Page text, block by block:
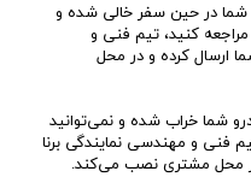
شما در حین سفر خالی شده و
کنید، تیم فنی و
ارسال کرده و در محل
شما خراب شده و نمی‌توانید
فنی و مهندسی نمایندگی برنا
محل مشتری نصب می‌کند.